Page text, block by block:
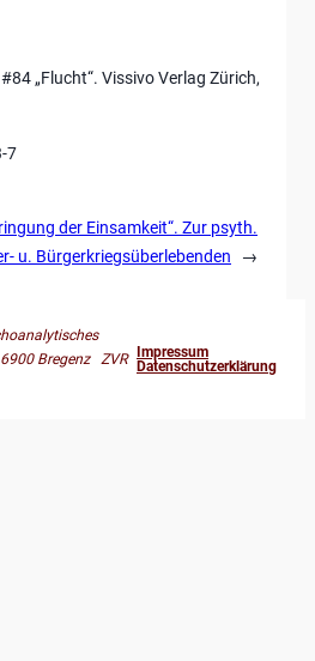
#84 „Flucht“. Vissivo Verlag Zürich,
7
der Einsamkeit“. Zur psyth.
u. Bürgerkriegsüberlebenden
→
Bregenz ZVR
Impressum
Datenschutzerklärung